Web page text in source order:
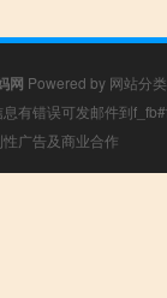
网 Powered by 网站分
有错误可发邮件到
广告及商业合作